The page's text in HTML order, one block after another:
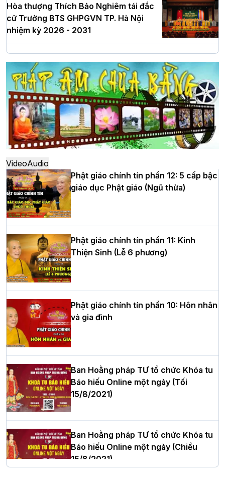
Hòa thượng Thích Bảo Nghiêm tái đắc
cử Trưởng BTS GHPGVN TP. Hà Nội
nhiệm kỳ 2026 - 2031
Hà Nội: Long trọng lễ khởi công xây
dựng Trung tâm văn hóa Phật giáo Thủ
đô
Hà Nội: Ngày tu học cuối cùng khép lại
khóa sinh hoạt Phật pháp mùa hè lần
thứ XIV tại chùa Bằng
Học yêu thương trong ngày tu tập thứ
tư của Khóa sinh hoạt Phật pháp mùa
hè tại chùa Bằng
HT.Thích Thọ Lạc được suy cử làm tân
Trưởng BTS GHPGVN tỉnh Nghệ An
Hòa thượng Thích Quảng Tùng tái đắc
cử Trưởng BTS GHPGVN thành phố Hải
Phòng nhiệm kỳ 2026 – 2031
Thượng tọa Thích Tâm Chính được suy
cử tân Trưởng ban Trị sự GHPGVN tỉnh
Hà Nội: Tăng Ni Trường hạ Bồ Đề trang
VideoAudio
Phật giáo chính tín phần 12: 5 cấp bậc
giáo dục Phật giáo (Ngũ thừa)
Phật giáo chính tín phần 11: Kinh
Thiện Sinh (Lễ 6 phương)
Phật giáo chính tín phần 10: Hôn nhân
và gia đình
Ban Hoằng pháp TƯ tổ chức Khóa tu
Báo hiếu Online một ngày (Tối
15/8/2021)
Ban Hoằng pháp TƯ tổ chức Khóa tu
Báo hiếu Online một ngày (Chiều
15/8/2021)